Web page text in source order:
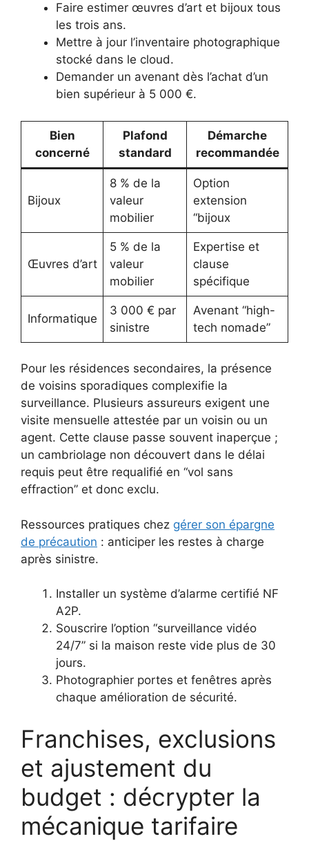
Faire estimer œuvres d’art et bijoux tous
les trois ans.
Mettre à jour l’inventaire photographique
stocké dans le cloud.
Demander un avenant dès l’achat d’un
bien supérieur à 5 000 €.
Bien
concerné
Plafond
standard
Démarche
recommandée
Bijoux
8 % de la
valeur
mobilier
Option
extension
“bijoux
Œuvres d’art
5 % de la
valeur
mobilier
Expertise et
clause
spécifique
Informatique
3 000 € par
sinistre
Avenant “high-
tech nomade”
Pour les résidences secondaires, la présence
de voisins sporadiques complexifie la
surveillance. Plusieurs assureurs exigent une
visite mensuelle attestée par un voisin ou un
agent. Cette clause passe souvent inaperçue ;
un cambriolage non découvert dans le délai
requis peut être requalifié en “vol sans
effraction” et donc exclu.
Ressources pratiques chez gérer son épargne
de précaution : anticiper les restes à charge
après sinistre.
Installer un système d’alarme certifié NF
A2P.
Souscrire l’option “surveillance vidéo
24/7” si la maison reste vide plus de 30
jours.
Photographier portes et fenêtres après
chaque amélioration de sécurité.
Franchises, exclusions
et ajustement du
budget : décrypter la
mécanique tarifaire